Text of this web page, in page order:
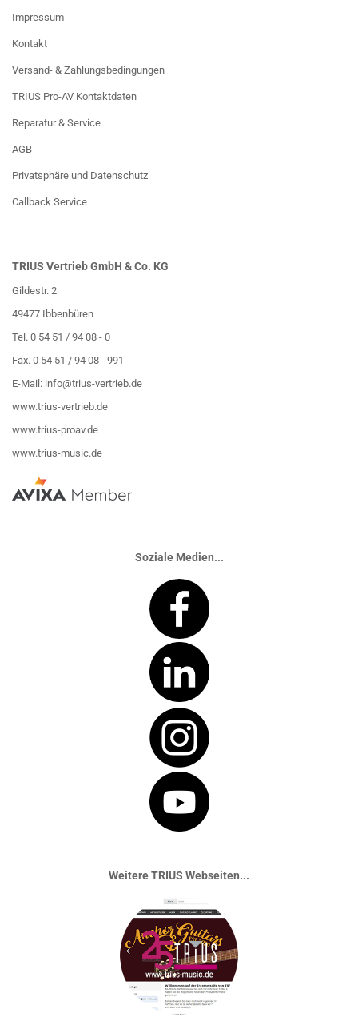
Impressum
Kontakt
Versand- & Zahlungsbedingungen
TRIUS Pro-AV Kontaktdaten
Reparatur & Service
AGB
Privatsphäre und Datenschutz
Callback Service
TRIUS Vertrieb GmbH & Co. KG
Gildestr. 2
49477 Ibbenbüren
Tel. 0 54 51 / 94 08 - 0
Fax. 0 54 51 / 94 08 - 991
E-Mail: info@trius-vertrieb.de
www.trius-vertrieb.de
www.trius-proav.de
www.trius-music.de
Soziale Medien...
Weitere TRIUS Webseiten...